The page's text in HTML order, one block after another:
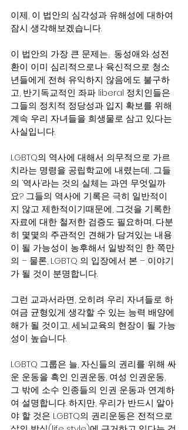
이제, 이 법안의 심각성과 유해성에 대하여
잠시 생각해보겠습니다.
이 법안의 가장 큰 문제는,  동성애와 성전
환이 이미 심리적으로나 육신적으로 청소
년들에게 전혀 유익하지 않음에도 불구하
고, 반기독교적인 좌파 liberal 정치인들은
그들의 정치적 정당성과 입지 확보를 위해
계속 우리 자녀들을 희생물로 삼고 있다는
사실입니다.
LGBTQ의 역사에 대해서 의무적으로 가르
치라는 명령을 공립학교에 내렸는데, 그들
의 ‘역사’라는 것의 실체는 과연 무엇일까
요? 그들의 역사에 기록은 극히 일반적이
지 않고 제한적이기때문에, 그것을 기록한
자료에 대한 철저한 검증도 필요하며, 다분
히 몇몇의 주관적인 견해가 담겨있는 내용
이 될 가능성이 농후해서 일방적인 한 쪽만
의 – 물론, LGBTQ 의 입장에서 본 – 이야기
가 될 것이 분명합니다.
그런 교과서라면, 오히려 우리 자녀들로 하
여금 균형있게 생각할 수 있는 능력 배양에
해가 될 것이고, 세뇌교육의 현장이 될 가능
성이 높습니다.
LGBTQ 그룹은 늘, 자신들의 권리를 위해 싸
운 운동을 흑인 인권운동, 여성 인권운동,
그 밖에 소수 인종들의 인권 운동과 연계하
여 설명합니다. 하지만, 우리가 반드시 알아
야 할 것은 LGBTQ의 권리운동은 전적으로